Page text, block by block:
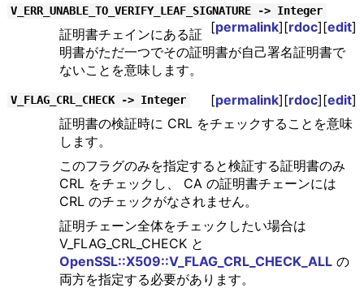
V_ERR_UNABLE_TO_VERIFY_LEAF_SIGNATURE -> Integer
[permalink][rdoc][edit]
証明書チェインにある証
明書がただ一つでその証明書が自己署名証明書で
ないことを意味します。
V_FLAG_CRL_CHECK -> Integer [permalink][rdoc][edit]
証明書の検証時に CRL をチェックすることを意味
します。
このフラグのみを指定すると検証する証明書のみ
CRL をチェックし、 CA の証明書チェーンには
CRL のチェックがなされません。
証明チェーン全体をチェックしたい場合は
V_FLAG_CRL_CHECK と
OpenSSL::X509::V_FLAG_CRL_CHECK_ALLの
両方を指定する必要があります。